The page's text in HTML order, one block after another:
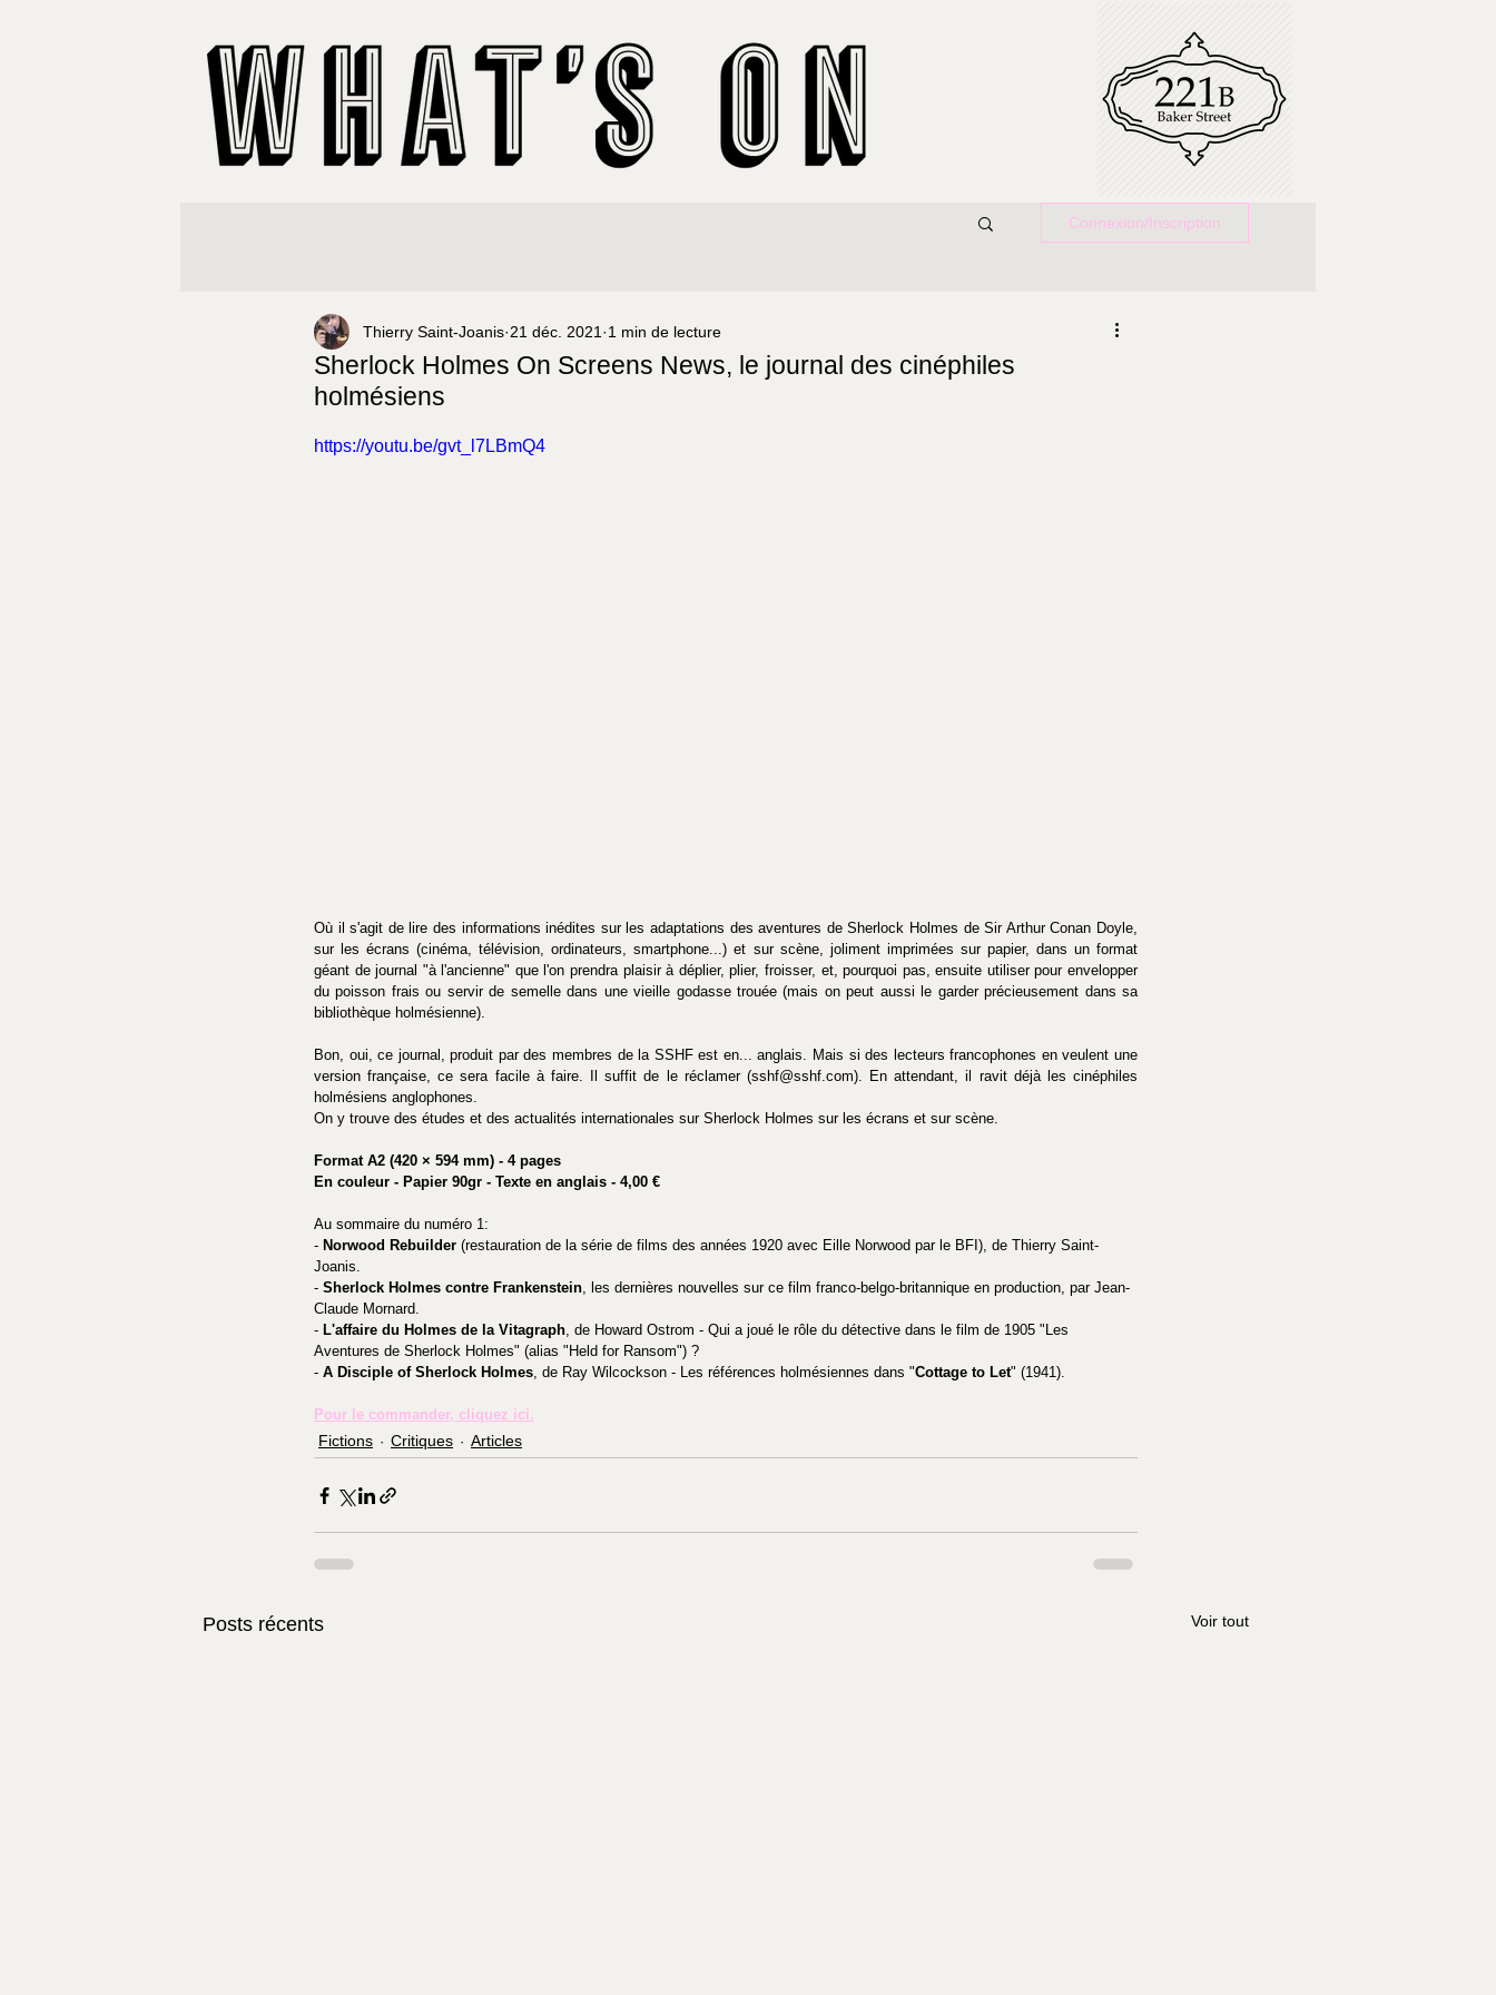
Connexion/Inscription
Sherlock Holmes On Screens News, le journal des cinéphiles
holmésiens
Thierry Saint-Joanis 21 déc. 2021 1 min de lecture
https://youtu.be/gvt_l7LBmQ4
Où il s'agit de lire des informations inédites sur les adaptations des aventures de Sherlock Holmes de Sir Arthur Conan Doyle,
sur les écrans (cinéma, télévision, ordinateurs, smartphone...) et sur scène, joliment imprimées sur papier, dans un format
géant de journal "à l'ancienne" que l'on prendra plaisir à déplier, plier, froisser, et, pourquoi pas, ensuite utiliser pour envelopper
du poisson frais ou servir de semelle dans une vieille godasse trouée (mais on peut aussi le garder précieusement dans sa
bibliothèque holmésienne).
Bon, oui, ce journal, produit par des membres de la SSHF est en... anglais. Mais si des lecteurs francophones en veulent une
version française, ce sera facile à faire. Il suffit de le réclamer (sshf@sshf.com). En attendant, il ravit déjà les cinéphiles
holmésiens anglophones.
On y trouve des études et des actualités internationales sur Sherlock Holmes sur les écrans et sur scène.
Format A2 (420 × 594 mm) - 4 pages
En couleur - Papier 90gr - Texte en anglais - 4,00 €
Au sommaire du numéro 1:
- Norwood Rebuilder (restauration de la série de films des années 1920 avec Eille Norwood par le BFI), de Thierry Saint-
Joanis.
- Sherlock Holmes contre Frankenstein, les dernières nouvelles sur ce film franco-belgo-britannique en production, par Jean-
Claude Mornard.
- L'affaire du Holmes de la Vitagraph, de Howard Ostrom - Qui a joué le rôle du détective dans le film de 1905 "Les
Aventures de Sherlock Holmes" (alias "Held for Ransom") ?
- A Disciple of Sherlock Holmes, de Ray Wilcockson - Les références holmésiennes dans "Cottage to Let" (1941).
Pour le commander, cliquez ici.
Fictions Critiques Articles
Posts récents Voir tout